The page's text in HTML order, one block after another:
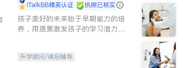
iTalkBB精英认证 执照已核实
孩子美好的未来始于早期能力的培
养，用愿景激发孩子的学习潜力和
升学顾问/课后辅导